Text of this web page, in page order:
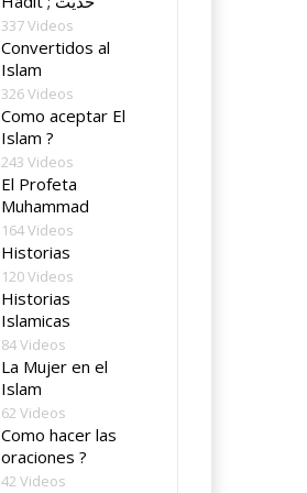
337 Videos
Convertidos al
Islam
326 Videos
Como aceptar El
Islam ?
243 Videos
El Profeta
Muhammad
164 Videos
Historias
120 Videos
Historias
Islamicas
84 Videos
La Mujer en el
Islam
62 Videos
Como hacer las
oraciones ?
42 Videos